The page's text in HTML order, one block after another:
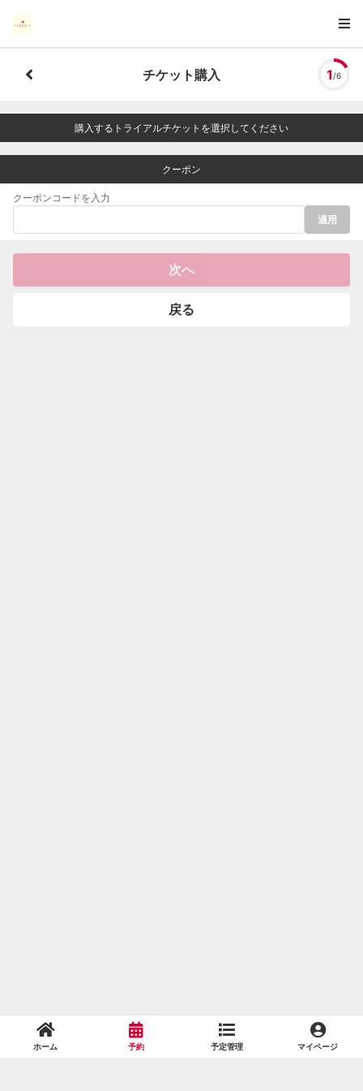
チケット購入 1 /6
購入するトライアルチケットを選択してください
クーポン
クーポンコードを入力
適用
次へ
戻る
ホーム 予約 予定管理 マイページ